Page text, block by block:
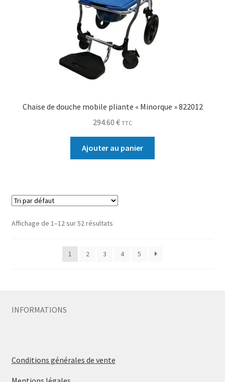
Chaise de douche mobile pliante « Minorque » 822012
294.60 € TTC
Ajouter au panier
Affichage de 1–12 sur 52 résultats
1 2 3 4 5
INFORMATIONS
Conditions générales de vente